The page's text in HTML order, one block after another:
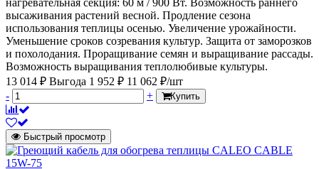
нагревательная секция: 60 м / 900 Вт. Возможность раннего
высаживания растений весной. Продление сезона
использования теплицы осенью. Увеличение урожайности.
Уменьшение сроков созревания культур. Защита от заморозков
и похолодания. Проращивание семян и выращивание рассады.
Возможность выращивания теплолюбивые культуры.
13 014 ₽ Выгода 1 952 ₽ 11 062 ₽/шт
-
+ Купить
Быстрый просмотр